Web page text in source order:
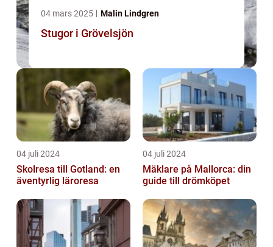
04 mars 2025 Malin Lindgren
Stugor i Grövelsjön
04 juli 2024
Skolresa till Gotland: en
äventyrlig läroresa
04 juli 2024
Mäklare på Mallorca: din
guide till drömköpet